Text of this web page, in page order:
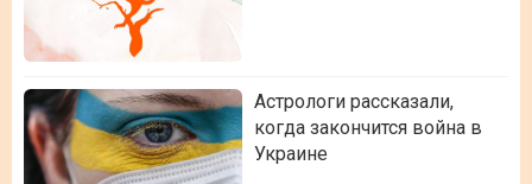
Астрологи рассказали,
когда закончится война в
Украине